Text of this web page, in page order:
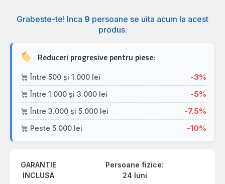
Grabeste-te! Inca 9 persoane se uita acum la acest
produs.
Reduceri progresive pentru piese:
Între 500 și 1.000 lei -3%
Între 1.000 și 3.000 lei -5%
Între 3.000 și 5.000 lei -7.5%
Peste 5.000 lei -10%
GARANTIE
INCLUSA
Persoane fizice:
24 luni